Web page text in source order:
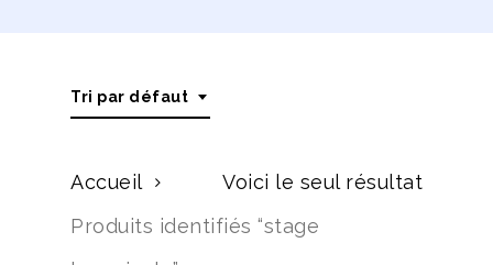
Tri par défaut
Voici le seul résultat
Accueil
Produits identifiés “stage